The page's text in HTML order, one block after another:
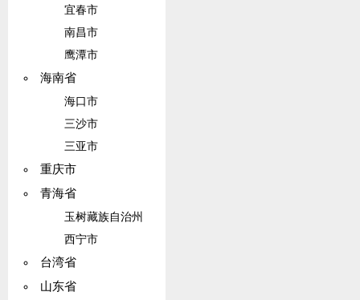
宜春市
南昌市
鹰潭市
海南省
海口市
三沙市
三亚市
重庆市
青海省
玉树藏族自治州
西宁市
台湾省
山东省